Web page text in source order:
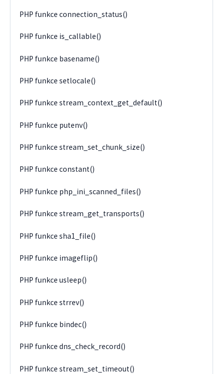
PHP funkce connection_status()
PHP funkce is_callable()
PHP funkce basename()
PHP funkce setlocale()
PHP funkce stream_context_get_default()
PHP funkce putenv()
PHP funkce stream_set_chunk_size()
PHP funkce constant()
PHP funkce php_ini_scanned_files()
PHP funkce stream_get_transports()
PHP funkce sha1_file()
PHP funkce imageflip()
PHP funkce usleep()
PHP funkce strrev()
PHP funkce bindec()
PHP funkce dns_check_record()
PHP funkce stream_set_timeout()